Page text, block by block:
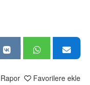
Favorilere ekle
Rapor